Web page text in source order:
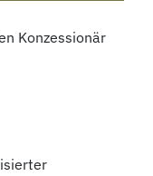
Konzessionär